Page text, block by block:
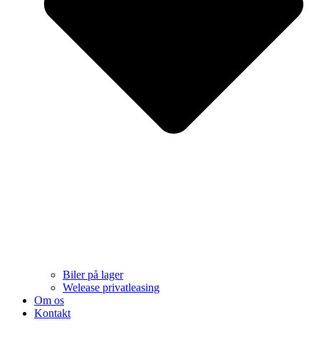
Biler på lager
Welease privatleasing
Om os
Kontakt